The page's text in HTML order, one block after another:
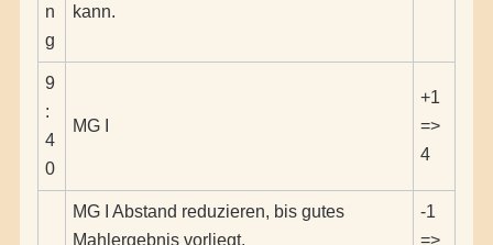
n
g
kann.
9
:
4
0
MG I
+1
=>
4
MG I Abstand reduzieren, bis gutes
Mahlergebnis vorliegt.
-1
=>